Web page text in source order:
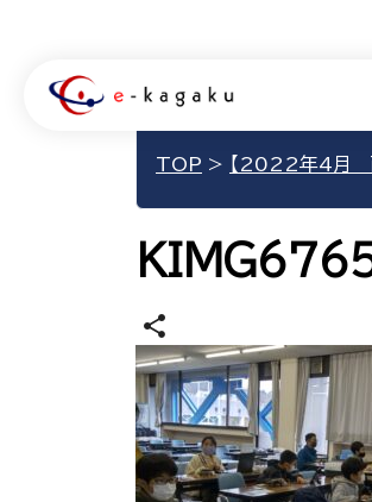
TOP > 【2022年4月
share